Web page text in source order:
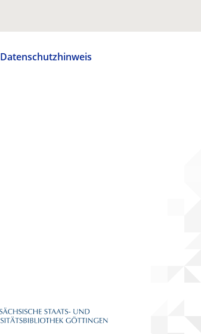
Datenschutzhinweis